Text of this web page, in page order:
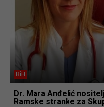
BiH
Dr. Mara Anđelić
Ramske stranke za